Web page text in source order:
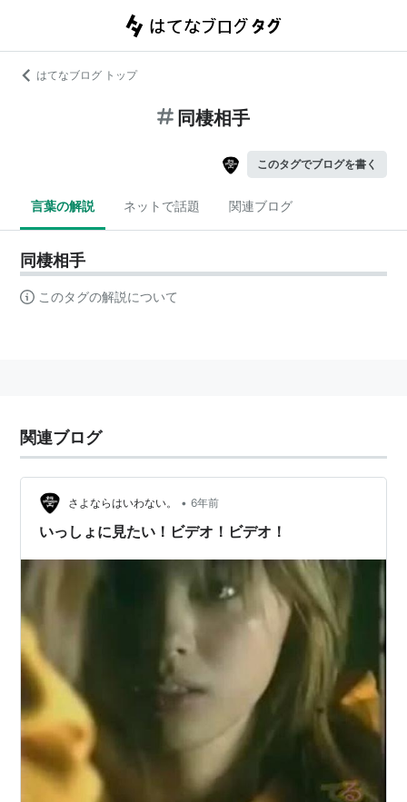
はてなブログ トップ
同棲相手
このタグでブログを書く
言葉の解説 ネットで話題 関連ブログ
同棲相手
このタグの解説について
関連ブログ
さよならはいわない。 • 6年前
いっしょに見たい！ビデオ！ビデオ！